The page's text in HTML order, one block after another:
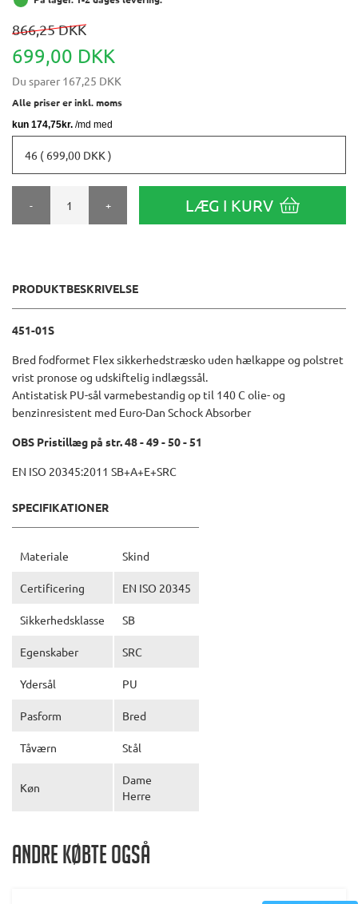
866,25 DKK
699,00 DKK
Du sparer 167,25 DKK
Alle priser er inkl. moms
46 ( 699,00 DKK )
- + LÆG I KURV
PRODUKTBESKRIVELSE
451-01S
Bred fodformet Flex sikkerhedstræsko uden hælkappe og polstret
vrist pronose og udskiftelig indlægssål.
Antistatisk PU-sål varmebestandig op til 140 C olie- og
benzinresistent med Euro-Dan Schock Absorber
OBS Pristillæg på str. 48 - 49 - 50 - 51
EN ISO 20345:2011 SB+A+E+SRC
SPECIFIKATIONER
Materiale Skind
Certificering EN ISO 20345
Sikkerhedsklasse SB
Egenskaber SRC
Ydersål PU
Pasform Bred
Tåværn Stål
Køn
Dame
Herre
Andre købte også